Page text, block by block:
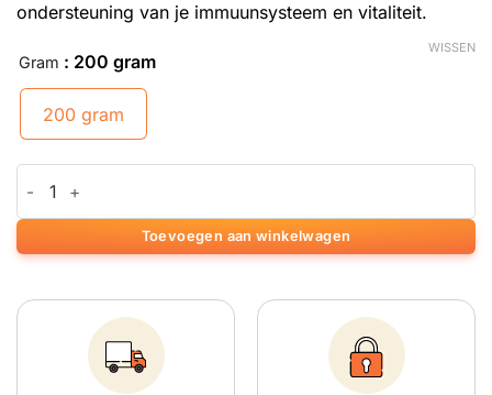
ondersteuning van je immuunsysteem en vitaliteit.
Gram : 200 gram
200 gram
WISSEN
Toevoegen aan winkelwagen